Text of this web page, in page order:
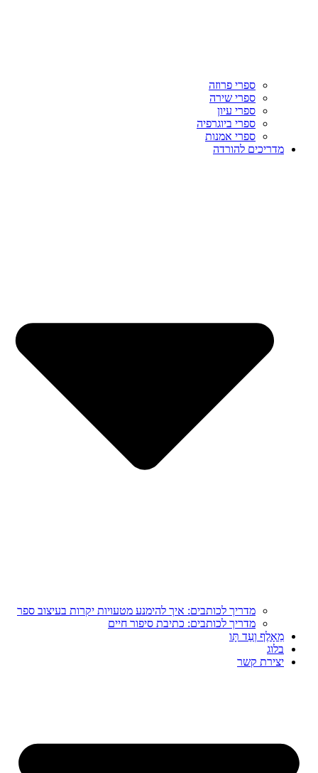
ספרי פרוזה
ספרי שירה
ספרי עיון
ספרי ביוגרפיה
ספרי אמנות
מדריכים להורדה
מדריך לכותבים: איך להימנע מטעויות יקרות בעיצוב ספר
מדריך לכותבים: כתיבת סיפור חיים
מֵאָלֶף וְעַד תָּו
בלוג
יצירת קשר